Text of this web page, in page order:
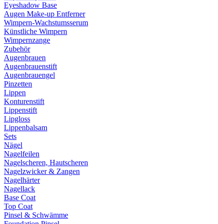
Eyeshadow Base
Augen Make-up Entferner
Wimpern-Wachstumsserum
Künstliche Wimpern
Wimpernzange
Zubehör
Augenbrauen
Augenbrauenstift
Augenbrauengel
Pinzetten
Lippen
Konturenstift
Lippenstift
Lipgloss
Lippenbalsam
Sets
Nägel
Nagelfeilen
Nagelscheren, Hautscheren
Nagelzwicker & Zangen
Nagelhärter
Nagellack
Base Coat
Top Coat
Pinsel & Schwämme